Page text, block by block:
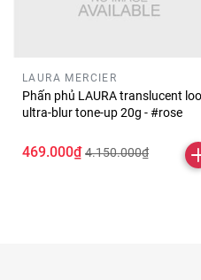
LAURA MERCIER
Phấn phủ LAURA translucent
ultra-blur tone-up 20g - #rose
469.000₫ 4.150.000₫